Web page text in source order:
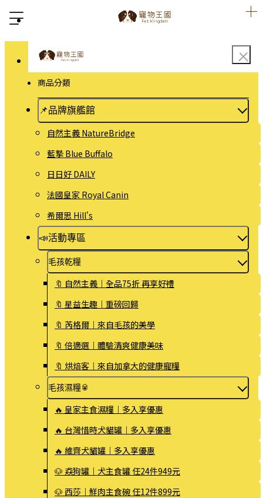
商品分類
📌品牌旗艦館
自然主義 NatureBridge
藍摯 Blue Buffalo
日日好 DAILY
法國皇家 Royal Canin
希爾思 Hill's
📣活動專區
毛孩乾糧
🔖 自然主義｜全品75折 再享好禮
🔖 星益生趣｜重磅回歸
🔖 芮格爾｜來自毛孩的美學
🔖 倍適選｜體驗清爽健康美味
🔖 烘焙客｜來自加拿大的健康寵糧
毛孩濕糧🥫
🔥 皇家主食濕糧｜多入享優惠
🔥 台灣惜時犬貓罐｜多入享優惠
🔥 維齊犬貓罐｜多入享優惠
🐶 猋狗罐｜犬主食罐 任24件949元
🐶 西莎｜鮮肉主食碗 任12件899元